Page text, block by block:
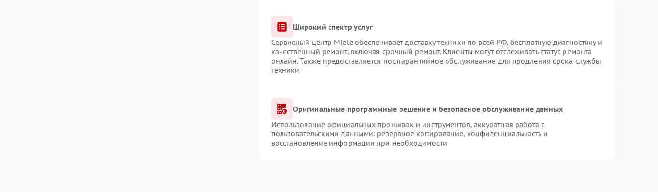
Широкий спектр услуг
Сервисный центр Miele обеспечивает доставку техники по всей РФ, бесплатную диагностику и
качественный ремонт, включая срочный ремонт. Клиенты могут отслеживать статус ремонта
онлайн. Также предоставляется постгарантийное обслуживание для продления срока службы
техники
Оригинальные программные решение и безопасное обслуживание данных
Использование официальных прошивок и инструментов, аккуратная работа с
пользовательскими данными: резервное копирование, конфиденциальность и
восстановление информации при необходимости